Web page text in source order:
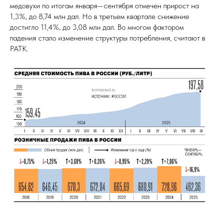
медовухи по итогам января—сентября отмечен прирост на
1,3%, до 8,74 млн дал. Но в третьем квартале снижение
достигло 11,4%, до 3,08 млн дал. Во многом фактором
падения стало изменение структуры потребления, считают в
РАТК.